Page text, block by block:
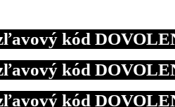
DOVOLENKA.
DOVOLENKA.
DOVOLENKA.